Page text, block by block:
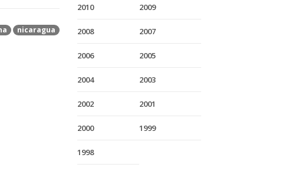
nicaragua
2010 2009
2008 2007
2006 2005
2004 2003
2002 2001
2000 1999
1998